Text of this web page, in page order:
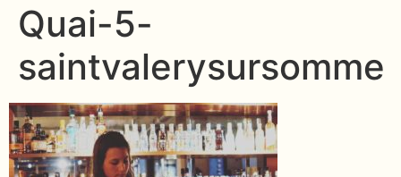
Quai-5-
saintvalerysursomme